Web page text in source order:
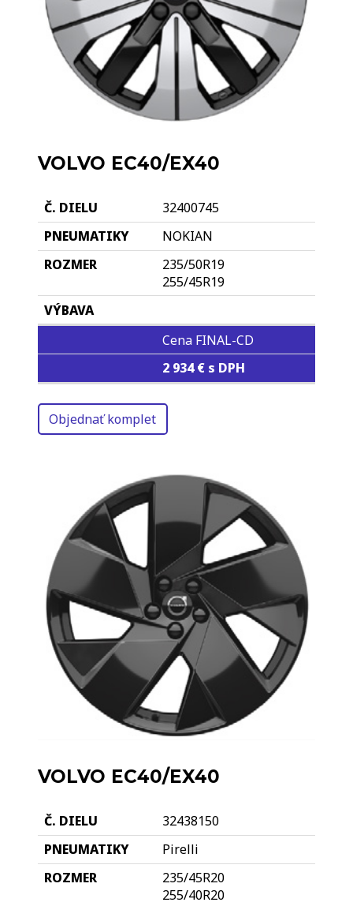
VOLVO EC40/EX40
32400745
NOKIAN
235/50R19
255/45R19
Cena FINAL-CD
2 934 € s DPH
Objednať komplet
VOLVO EC40/EX40
32438150
Pirelli
235/45R20
255/40R20